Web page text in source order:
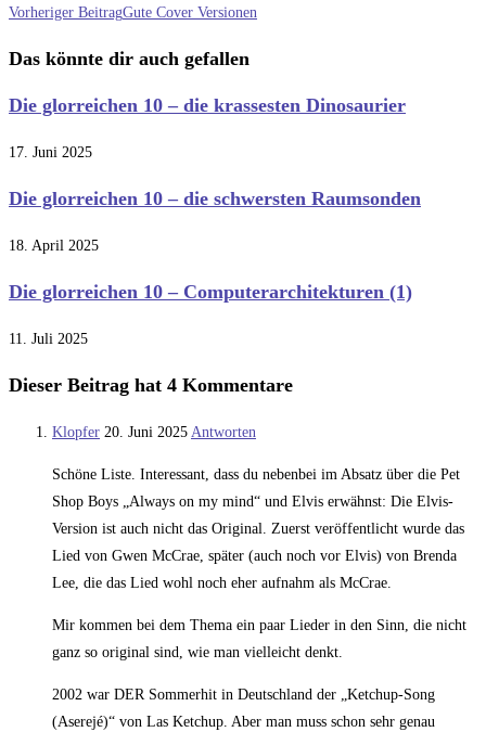
Weitere
Vorheriger BeitragGute Cover Versionen
Das könnte dir auch gefallen
Die glorreichen 10 – die krassesten Dinosaurier
17. Juni 2025
Die glorreichen 10 – die schwersten Raumsonden
18. April 2025
Die glorreichen 10 – Computerarchitekturen (1)
11. Juli 2025
Dieser Beitrag hat 4 Kommentare
Klopfer 20. Juni 2025 Antworten
Schöne Liste. Interessant, dass du nebenbei im Absatz über die Pet
Shop Boys „Always on my mind“ und Elvis erwähnst: Die Elvis-
Version ist auch nicht das Original. Zuerst veröffentlicht wurde das
Lied von Gwen McCrae, später (auch noch vor Elvis) von Brenda
Lee, die das Lied wohl noch eher aufnahm als McCrae.
Mir kommen bei dem Thema ein paar Lieder in den Sinn, die nicht
ganz so original sind, wie man vielleicht denkt.
2002 war DER Sommerhit in Deutschland der „Ketchup-Song
(Aserejé)“ von Las Ketchup. Aber man muss schon sehr genau